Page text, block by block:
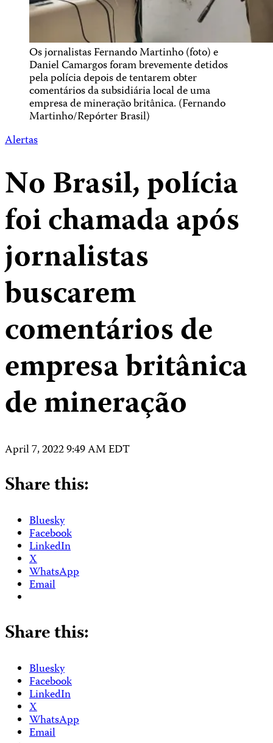
Os jornalistas Fernando Martinho (foto) e
Daniel Camargos foram brevemente detidos
pela polícia depois de tentarem obter
comentários da subsidiária local de uma
empresa de mineração britânica. (Fernando
Martinho/Repórter Brasil)
Alertas
No Brasil, polícia
foi chamada após
jornalistas
buscarem
comentários de
empresa britânica
de mineração
April 7, 2022 9:49 AM EDT
Share this:
Bluesky
Facebook
LinkedIn
X
WhatsApp
Email
Share this:
Bluesky
Facebook
LinkedIn
X
WhatsApp
Email